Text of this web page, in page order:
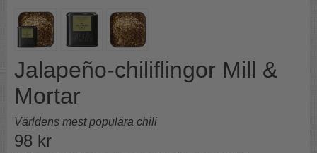
Jalapeño-chiliflingor Mill &
Mortar
Världens mest populära chili
98 kr